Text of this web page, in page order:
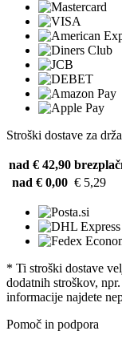
Stroški dostave za
nad € 42,90
nad € 0,00 € 5,29
* Ti stroški dostave
dodatnih stroškov,
informacije najdete
Pomoč in podpora